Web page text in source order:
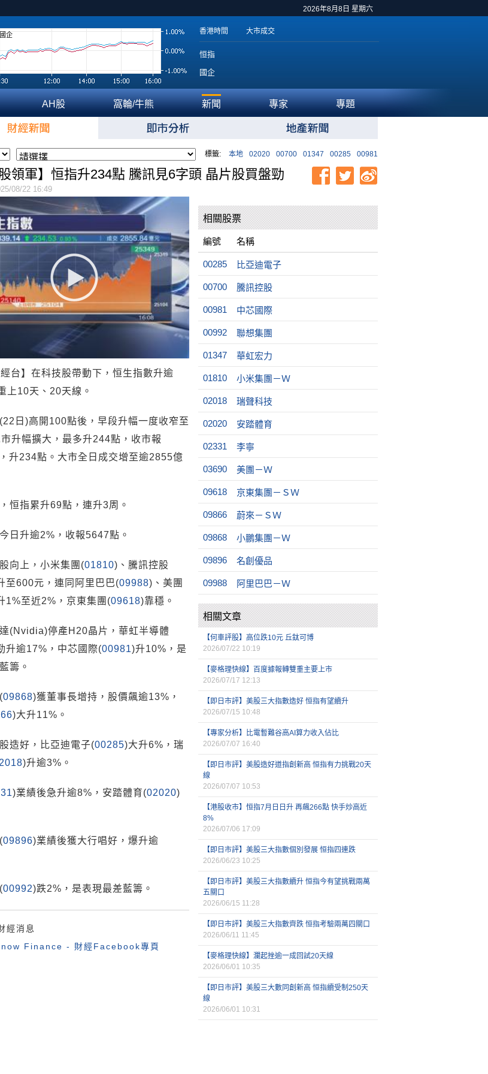
2026年8月8日 星期六
國企 香港時間 大市成交
恒指
國企
AH股 窩輪/牛熊 新聞 專家 專題
標籤: 本地 02020 00700 01347 00285 00981
股領軍】恒指升234點 騰訊見6字頭 晶片股買盤勁
08/22 16:49
經台】在科技股帶動下，恒生指數升逾
上10天、20天線。
日)高開100點後，早段升幅一度收窄至
升幅擴大，最多升244點，收市報
升234點。大市全日成交增至逾2855億
恒指累升69點，連升3周。
日升逾2%，收報5647點。
向上，小米集團(01810)、騰訊控股
至600元，連同阿里巴巴(09988)、美團
1%至近2%，京東集團(09618)靠穩。
(Nvidia)停產H20晶片，華虹半導體
升逾17%，中芯國際(00981)升10%，是
籌。
09868)獲董事長增持，股價飆逾13%，
)大升11%。
造好，比亞迪電子(00285)大升6%，瑞
)升逾3%。
)業績後急升逾8%，安踏體育(02020)
09896)業績後獲大行唱好，爆升逾
00992)跌2%，是表現最差藍籌。
經消息
now Finance - 財經Facebook專頁
相關股票
編號 名稱
00285 比亞迪電子
00700 騰訊控股
00981 中芯國際
00992 聯想集團
01347 華虹宏力
01810 小米集團－Ｗ
02018 瑞聲科技
02020 安踏體育
02331 李寧
03690 美團－Ｗ
09618 京東集團－ＳＷ
09866 蔚來－ＳＷ
09868 小鵬集團－Ｗ
09896 名創優品
09988 阿里巴巴－Ｗ
相關文章
【何車評股】高位跌10元 丘鈦可博
2026/07/22 10:19
【麥格理快線】百度據報轉雙重主要上市
2026/07/17 12:13
【即日市評】美股三大指數造好 恒指有望續升
2026/07/15 10:48
【專家分析】比電暫難谷高AI算力收入佔比
2026/07/07 16:40
【即日市評】美股造好道指創新高 恒指有力挑戰20天
線
2026/07/07 10:53
【港股收市】恒指7月日日升 再飆266點 快手炒高近
8%
2026/07/06 17:09
【即日市評】美股三大指數個別發展 恒指四連跌
2026/06/23 10:25
【即日市評】美股三大指數續升 恒指今有望挑戰兩萬
五關口
2026/06/15 11:28
【即日市評】美股三大指數齊跌 恒指考驗兩萬四關口
2026/06/11 11:45
【麥格理快線】瀾起挫逾一成回試20天線
2026/06/01 10:35
【即日市評】美股三大數同創新高 恒指續受制250天
線
2026/06/01 10:31